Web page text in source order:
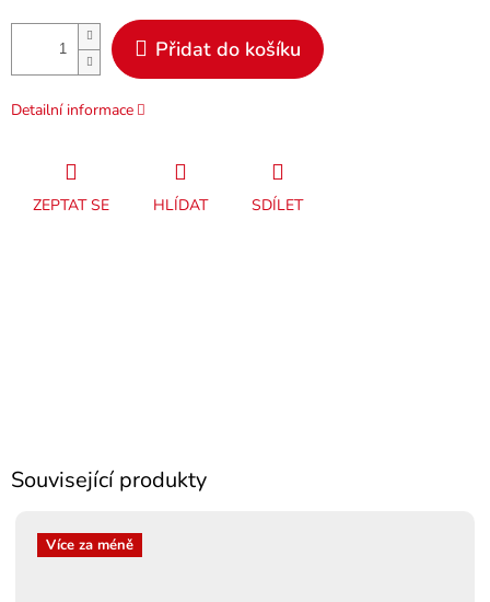
Přidat do košíku
Detailní informace
ZEPTAT SE HLÍDAT SDÍLET
Související produkty
Více za méně